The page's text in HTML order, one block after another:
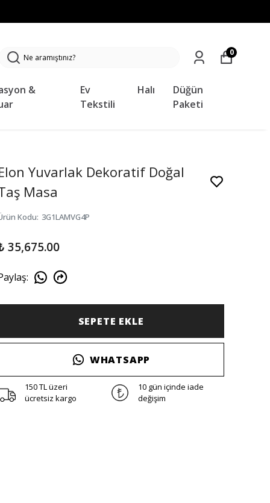
&
Ev
Tekstili
Halı
Düğün
Paketi
0
Yuvarlak Dekoratif Doğal
Masa
Kodu: 3G1LAMVG4P
35,675.00
:
SEPETE EKLE
WHATSAPP
150 TL üzeri
ücretsiz kargo
10 gün içinde iade
değişim